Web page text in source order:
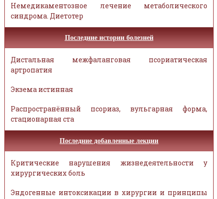
Немедикаментозное лечение метаболического
синдрома. Диетотер
Последние истории болезней
Дистальная межфаланговая псориатическая
артропатия
Экзема истинная
Распространённый псориаз, вульгарная форма,
стационарная ста
Последние добавленные лекции
Критические нарушения жизнедеятельности у
хирургических боль
Эндогенные интоксикации в хирургии и принципы